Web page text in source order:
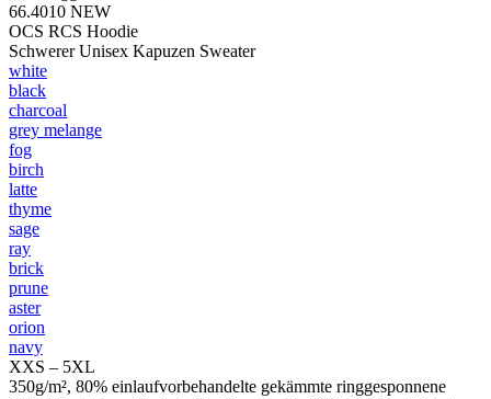
66.4010 NEW
OCS RCS Hoodie
Schwerer Unisex Kapuzen Sweater
white
black
charcoal
grey melange
fog
birch
latte
thyme
sage
ray
brick
prune
aster
orion
navy
XXS – 5XL
350g/m², 80% einlaufvorbehandelte gekämmte ringgesponnene